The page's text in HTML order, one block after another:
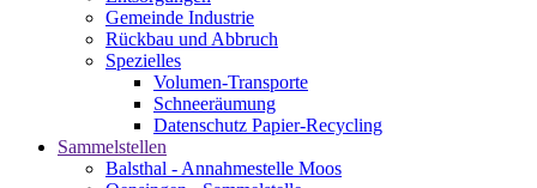
Gemeinde Industrie
Rückbau und Abbruch
Spezielles
Volumen-Transporte
Schneeräumung
Datenschutz Papier-Recycling
Sammelstellen
Balsthal - Annahmestelle Moos